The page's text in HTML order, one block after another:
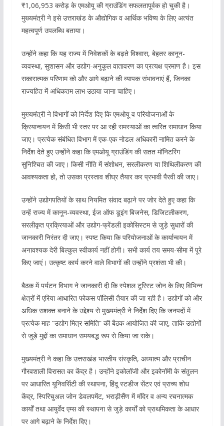
₹1,06,953 करोड़ के एमओयू की ग्राउंडिंग सफलतापूर्वक हो चुकी है।
मुख्यमंत्री ने इसे उत्तराखंड के औद्योगिक व आर्थिक भविष्य के लिए अत्यंत
महत्वपूर्ण उपलब्धि बताया।
उन्होंने कहा कि यह राज्य में निवेशकों के बढ़ते विश्वास, बेहतर कानून-
व्यवस्था, सुशासन और उद्योग-अनुकूल वातावरण का प्रत्यक्ष प्रमाण है। इस
सकारात्मक परिणाम को और आगे बढ़ाने की व्यापक संभावनाएं हैं, जिनका
राज्यहित में अधिकतम लाभ उठाया जाना चाहिए।
मुख्यमंत्री ने विभागों को निर्देश दिए कि एमओयू व परियोजनाओं के
क्रियान्वयन में किसी भी स्तर पर आ रही समस्याओं का त्वरित समाधान किया
जाए। प्रत्येक संबंधित विभाग में एक-एक नोडल अधिकारी नामित करने के
निर्देश देते हुए उन्होंने कहा कि एमओयू ग्राउंडिंग की सतत मॉनिटरिंग
सुनिश्चित की जाए। किसी नीति में संशोधन, सरलीकरण या शिथिलीकरण की
आवश्यकता हो, तो उसका प्रस्ताव शीघ्र तैयार कर प्रभावी पैरवी की जाए।
उन्होंने उद्योगपतियों के साथ नियमित संवाद बढ़ाने पर जोर देते हुए कहा कि
उन्हें राज्य में कानून-व्यवस्था, ईज ऑफ डूइंग बिजनेस, डिजिटलीकरण,
सरलीकृत प्रक्रियाओं और उद्योग-फ्रेंडली इकोसिस्टम से जुड़े सुधारों की
जानकारी निरंतर दी जाए। स्पष्ट किया कि परियोजनाओं के कार्यान्वयन में
अनावश्यक देरी बिल्कुल स्वीकार्य नहीं होगी। सभी कार्य तय समय-सीमा में पूरे
किए जाएं। उत्कृष्ट कार्य करने वाले विभागों की उन्होंने प्रशंसा भी की।
बैठक में पर्यटन विभाग ने जानकारी दी कि स्पेशल टूरिस्ट जोन के लिए विभिन्न
क्षेत्रों में एरिया आधारित फोकस पॉलिसी तैयार की जा रही है। उद्योगों को और
अधिक सशक्त बनाने के उद्देश्य से मुख्यमंत्री ने निर्देश दिए कि जनपदों में
प्रत्येक माह “उद्योग मित्र समिति” की बैठक आयोजित की जाए, ताकि उद्योगों
से जुड़े मुद्दों का समाधान समयबद्ध रूप से किया जा सके।
मुख्यमंत्री ने कहा कि उत्तराखंड भारतीय संस्कृति, अध्यात्म और प्राचीन
गौरवशाली विरासत का केंद्र है। उन्होंने इकोलॉजी और इकोनॉमी के संतुलन
पर आधारित यूनिवर्सिटी की स्थापना, हिंदू स्टडीज सेंटर एवं प्राच्य शोध
केंद्र, स्पिरिचुअल जोन डेवलपमेंट, भराड़ीसैंण में मंदिर व अन्य रचनात्मक
कार्यों तथा आयुर्वेद एम्स की स्थापना से जुड़े कार्यों को प्राथमिकता के आधार
पर आगे बढ़ाने के निर्देश दिए।